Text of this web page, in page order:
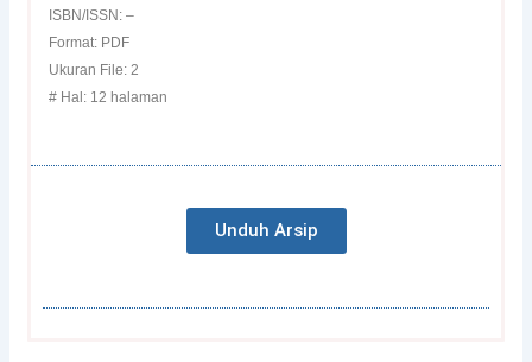
ISBN/ISSN: –
Format: PDF
Ukuran File: 2
# Hal: 12 halaman
Unduh Arsip